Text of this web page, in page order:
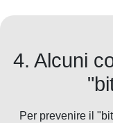
4. Alcuni
Per prevenire il